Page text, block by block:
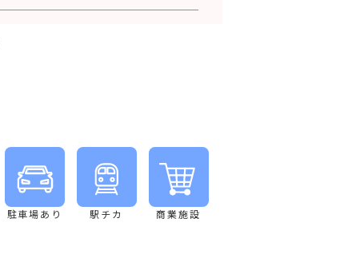
駐車場あり 駅チカ 商業施設